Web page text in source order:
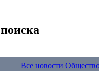
Все новости